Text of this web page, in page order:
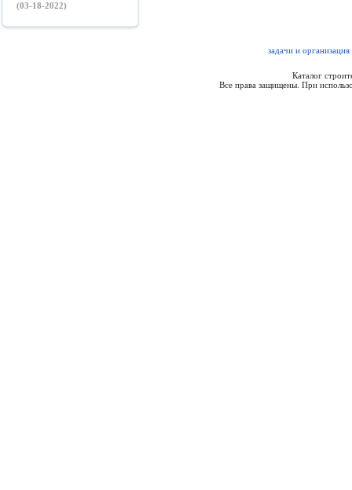
(03-18-2022)
задачи и организация
Каталог
Все права защищены. При